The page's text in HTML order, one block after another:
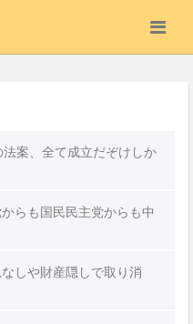
案、全て成立だぞけしか
らも国民民主党からも中
しや財産隠しで取り消